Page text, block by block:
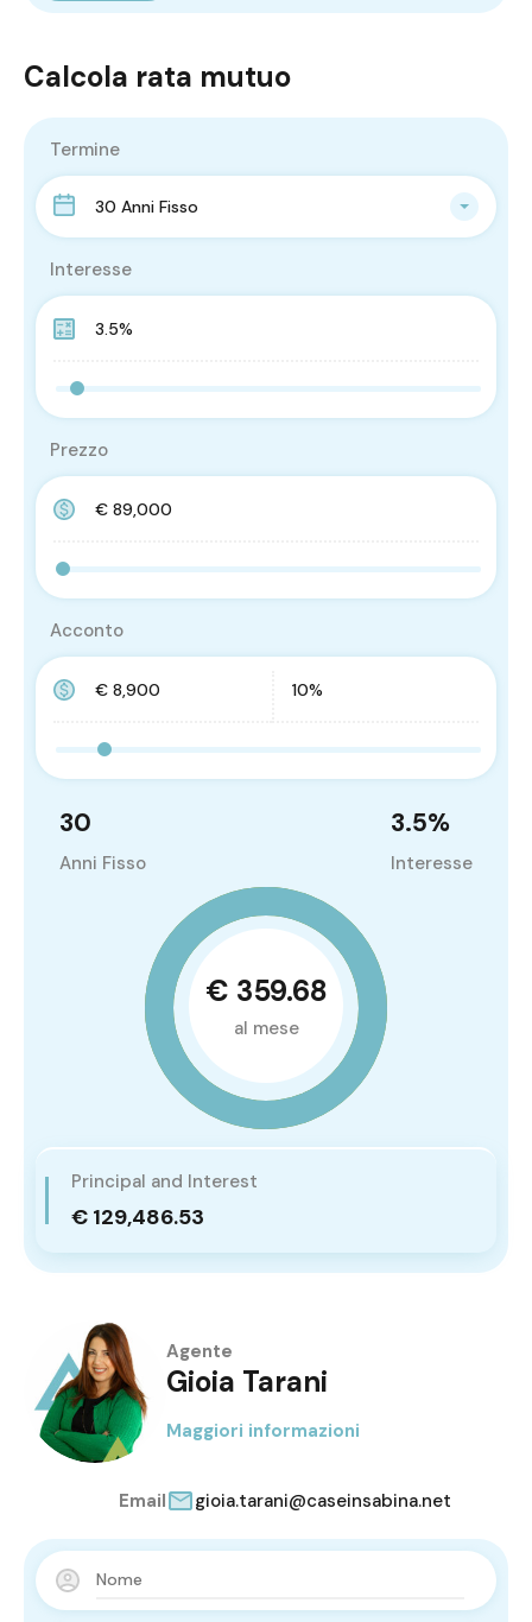
Calcola rata mutuo
Termine
30 Anni Fisso
Interesse
Prezzo
Acconto
30
Anni Fisso
3.5%
Interesse
€ 359.68
al mese
Principal and Interest
€ 129,486.53
Agente
Gioia Tarani
Maggiori informazioni
Email gioia.tarani@caseinsabina.net